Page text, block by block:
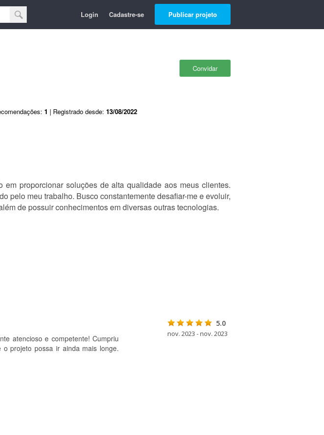
Login Cadastre-se Publicar projeto
Convidar
1 | Registrado desde: 13/08/2022
proporcionar soluções de alta qualidade aos meus clientes.
pelo meu trabalho. Busco constantemente desafiar-me e evoluir,
de possuir conhecimentos em diversas outras tecnologias.
atencioso e competente! Cumpriu
projeto possa ir ainda mais longe.
5.0
nov. 2023 - nov. 2023